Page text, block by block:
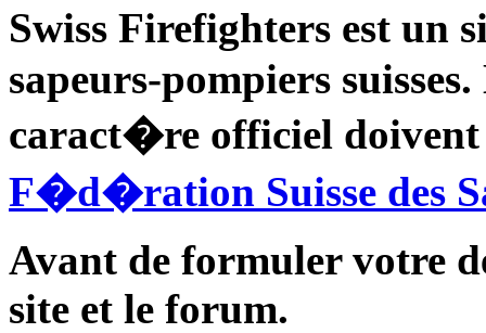
Swiss Firefighters est un
sapeurs-pompiers
caract�re officiel
F�d�ration Suisse des
Avant de formuler votre
site et le forum.